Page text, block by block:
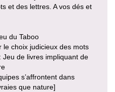
et des lettres. A vos dés et
du Taboo
le choix judicieux des mots
Jeu de livres impliquant de
s’affrontent dans
que nature]